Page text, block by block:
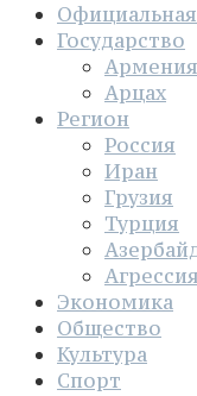
Государство
Армения
Арцах
Регион
Россия
Иран
Грузия
Турция
Экономика
Общество
Культура
Спорт